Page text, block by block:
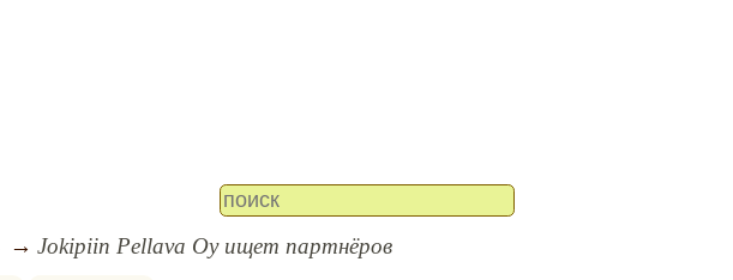
Jokipiin Pellava Oy ищет партнёров